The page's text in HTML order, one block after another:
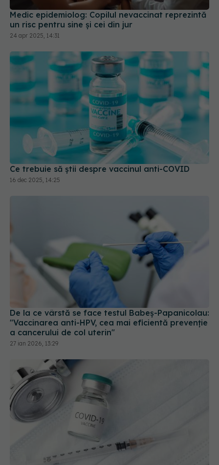
Ce trebuie să știi despre vaccinul anti-COVID
16 dec 2025, 14:25
De la ce vârstă se face testul Babeş-Papanicolau:
"Vaccinarea anti-HPV, cea mai eficientă prevenţie
a cancerului de col uterin"
Moderna depune cererea pentru autorizarea
vaccinului Spikevax 2025-2026, adaptat noii
variante LP.8.1 a SARS-CoV-2